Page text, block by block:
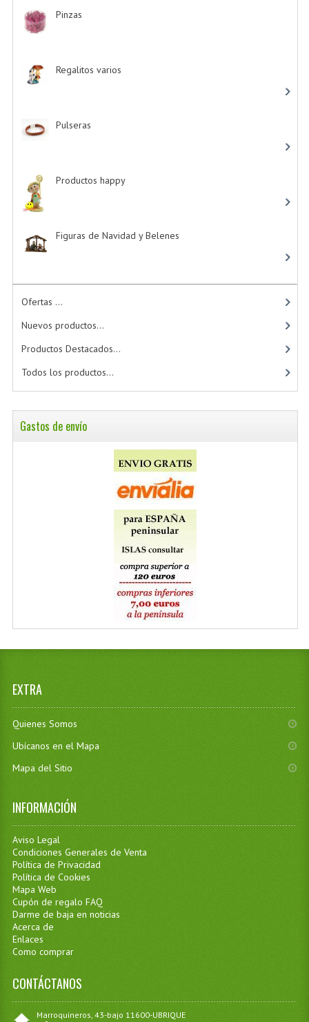
Pinzas
Regalitos varios
Pulseras
Productos happy
Figuras de Navidad y Belenes
Ofertas ...
Nuevos productos...
Productos Destacados...
Todos los productos...
Gastos de envío
EXTRA
Quienes Somos
Ubícanos en el Mapa
Mapa del Sitio
INFORMACIÓN
Aviso Legal
Condiciones Generales de Venta
Política de Privacidad
Política de Cookies
Mapa Web
Cupón de regalo FAQ
Darme de baja en noticias
Acerca de
Enlaces
Como comprar
CONTÁCTANOS
Marroquineros, 43-bajo 11600-UBRIQUE